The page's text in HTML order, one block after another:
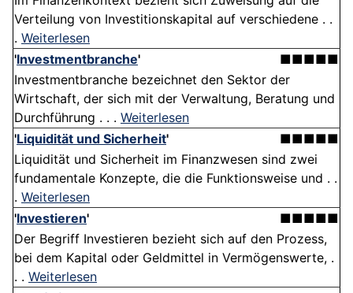
Verteilung von Investitionskapital auf verschiedene . .
. Weiterlesen
'Investmentbranche'
■■■■■
Investmentbranche bezeichnet den Sektor der
Wirtschaft, der sich mit der Verwaltung, Beratung und
Durchführung . . . Weiterlesen
'Liquidität und Sicherheit'
■■■■■
Liquidität und Sicherheit im Finanzwesen sind zwei
fundamentale Konzepte, die die Funktionsweise und . .
. Weiterlesen
'Investieren'
■■■■■
Der Begriff Investieren bezieht sich auf den Prozess,
bei dem Kapital oder Geldmittel in Vermögenswerte, .
. . Weiterlesen